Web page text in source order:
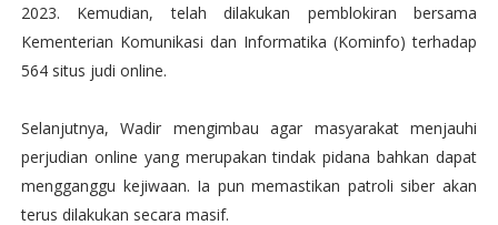
2023. Kemudian, telah dilakukan pemblokiran bersama
Kementerian Komunikasi dan Informatika (Kominfo) terhadap
564 situs judi online.
Selanjutnya, Wadir mengimbau agar masyarakat menjauhi
perjudian online yang merupakan tindak pidana bahkan dapat
mengganggu kejiwaan. Ia pun memastikan patroli siber akan
terus dilakukan secara masif.